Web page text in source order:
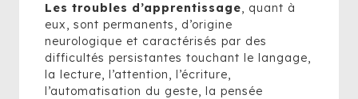
Les troubles d’apprentissage, quant à
eux, sont permanents, d’origine
neurologique et caractérisés par des
difficultés persistantes touchant le langage,
la lecture, l’attention, l’écriture,
l’automatisation du geste, la pensée